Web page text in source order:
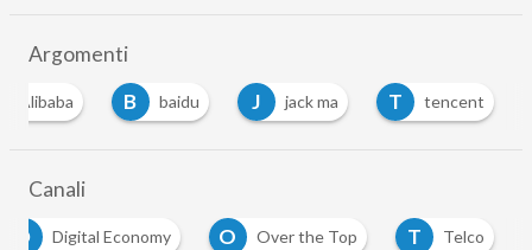
Argomenti
Alibaba B baidu J jack ma T
tencent
Canali
D
Digital Economy O Over the Top T
Telco